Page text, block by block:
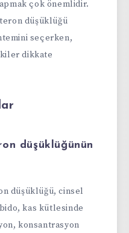
çok önemlidir.
düşüklüğü
seçerken,
dikkate
düşüklüğünün
düşüklüğü, cinsel
kas kütlesinde
konsantrasyon